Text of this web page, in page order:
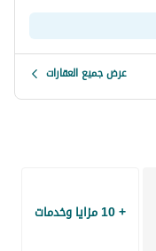
عرض جميع العقارات
+ 10 مزايا وخدمات